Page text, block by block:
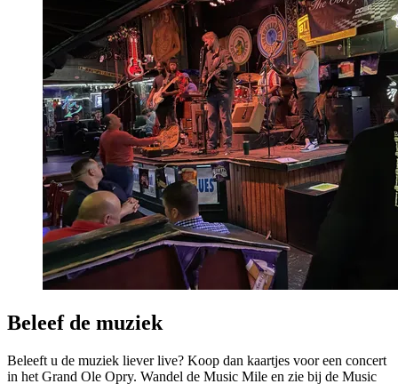
Beleef de muziek
Beleeft u de muziek liever live? Koop dan kaartjes voor een concert
in het Grand Ole Opry. Wandel de Music Mile en zie bij de Music